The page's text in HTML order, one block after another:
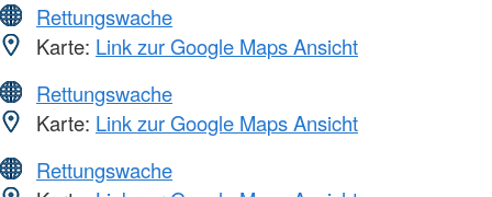
Rettungswache
Karte: Link zur Google Maps Ansicht
Rettungswache
Karte: Link zur Google Maps Ansicht
Rettungswache